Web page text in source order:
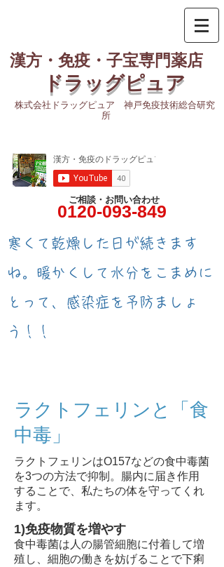
漢方・免疫・子宝専門薬店
ドラッグピュア
株式会社ドラッグピュア 神戸免疫技術総合研究
所
ご相談・お問い合わせ
0120-093-849
​寒くて乾燥した日が続きます
ね。暖かくして水分をこまめに
とって、感染症を予防ましょ
う！！
ラクトフェリンと「食
中毒」
ラクトフェリンはO157などの食中毒菌
を3つの方法で抑制。腸内に届き作用
することで、私たちの体を守ってくれ
ます。
1)免疫物質を増やす
食中毒菌は人の腸管細胞に付着して増
殖し、細胞の働きを妨げることで下痢